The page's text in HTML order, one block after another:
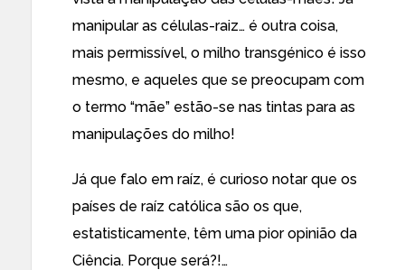
manipular as células-raiz… é outra coisa,
mais permissível, o milho transgénico é isso
mesmo, e aqueles que se preocupam com
o termo “mãe” estão-se nas tintas para as
manipulações do milho!
Já que falo em raíz, é curioso notar que os
países de raíz católica são os que,
estatisticamente, têm uma pior opinião da
Ciência. Porque será?!…